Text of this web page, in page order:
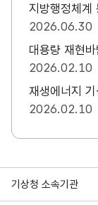
지방행정체계
2026.06.30
대용량 재현
2026.02.10
재생에너지
2026.02.10
기상청 소속기관